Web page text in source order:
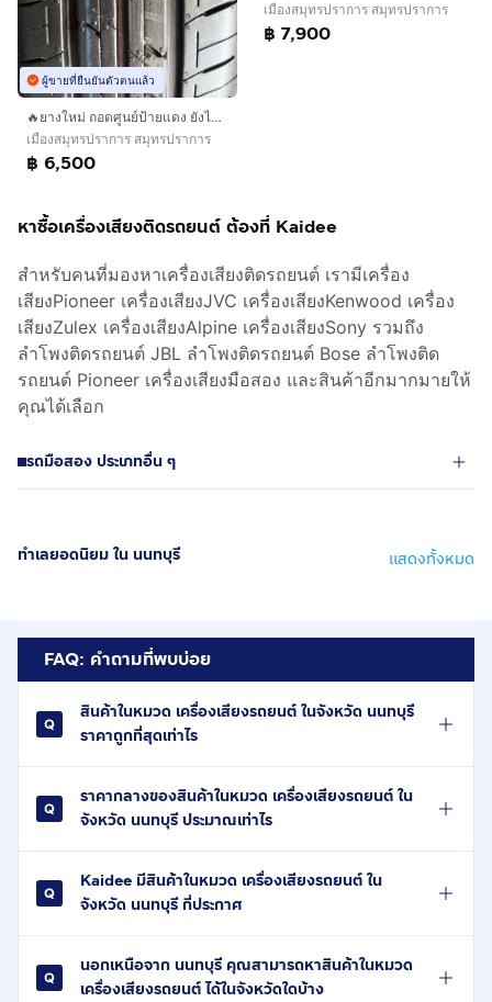
ผู้ขายที่ยืนยันตัวตนแล้ว
🔥ยางใหม่ ถอดศูนย์ป้ายแดง ยังไม่เคยใช้งาน🔥
เมืองสมุทรปราการ สมุทรปราการ
฿ 6,500
เมืองสมุทรปราการ สมุทรปราการ
฿ 7,900
หาซื้อเครื่องเสียงติดรถยนต์ ต้องที่ Kaidee
สำหรับคนที่มองหาเครื่องเสียงติดรถยนต์ เรามีเครื่อง
เสียงPioneer เครื่องเสียงJVC เครื่องเสียงKenwood เครื่อง
เสียงZulex เครื่องเสียงAlpine เครื่องเสียงSony รวมถึง
ลำโพงติดรถยนต์ JBL ลำโพงติดรถยนต์ Bose ลำโพงติด
รถยนต์ Pioneer เครื่องเสียงมือสอง และสินค้าอีกมากมายให้
คุณได้เลือก
รถมือสอง ประเภทอื่น ๆ
ทำเลยอดนิยม ใน นนทบุรี แสดงทั้งหมด
FAQ: คำถามที่พบบ่อย
สินค้าในหมวด เครื่องเสียงรถยนต์ ในจังหวัด นนทบุรี
ราคาถูกที่สุดเท่าไร
ราคากลางของสินค้าในหมวด เครื่องเสียงรถยนต์ ใน
จังหวัด นนทบุรี ประมาณเท่าไร
Kaidee มีสินค้าในหมวด เครื่องเสียงรถยนต์ ใน
จังหวัด นนทบุรี กี่ประกาศ
นอกเหนือจาก นนทบุรี คุณสามารถหาสินค้าในหมวด
เครื่องเสียงรถยนต์ ได้ในจังหวัดใดบ้าง